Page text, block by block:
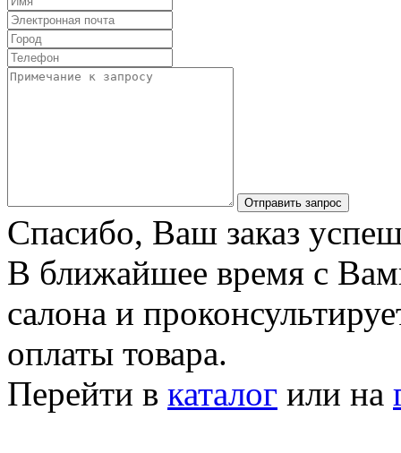
Отправить запрос
Спасибо, Ваш заказ
В ближайшее время с
салона и
оплаты товара.
Перейти в каталог или на